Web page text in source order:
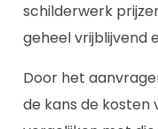
schilderwerk
geheel vrijblijvend
Door het
de kans de kosten